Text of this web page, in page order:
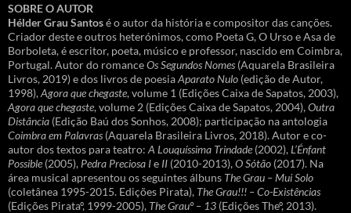
SOBRE O AUTOR
Hélder Grau Santosé o autor da história e compositor das canções.
Criador deste e outros heterónimos, como Poeta G, O Urso e Asa de
Borboleta, é escritor, poeta, músico e professor, nascido em Coimbra,
Portugal. Autor do romanceOs Segundos Nomes (Aquarela Brasileira
Livros, 2019) e dos livros de poesiaAparato Nulo (edição de Autor,
1998),Agora que chegaste, volume 1 (Edições Caixa de Sapatos, 2003),
Agora que chegaste, volume 2 (Edições Caixa de Sapatos, 2004),Outra
Distância (Edição Baú dos Sonhos, 2008); participação na antologia
Coimbra em Palavras (Aquarela Brasileira Livros, 2018). Autor e co-
autor dos textos para teatro: A Louquíssima Trindade (2002),L’Énfant
Possible (2005), Pedra Preciosa Ie II (2010-2013),O Sótão (2017). Na
área musical apresentou os seguintes álbuns The Grau – Mui Solo
(coletânea 1995-2015. Edições Pirata), The Grau!!! – Co-Existências
(Edições Pirataº, 1999-2005), The Grauº – 13 (Edições Theº, 2013).